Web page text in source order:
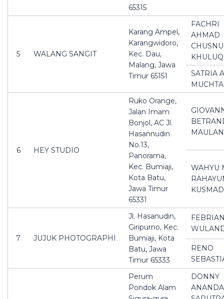
65315
5 WALANG SANGIT
Karang Ampel,
Karangwidoro,
Kec. Dau,
Malang, Jawa
Timur 65151
FACHRI
AHMAD
SATRIA
6 HEY STUDIO
Ruko Orange,
Jalan Imam
Bonjol, AC Jl.
Hasannudin
No.13,
Panorama,
Kec. Bumiaji,
Kota Batu,
Jawa Timur
65331
MAULAN
WAHYU
KUSMAD
7 JUJUK PHOTOGRAPHI
Jl. Hasanudin,
Giripurno, Kec.
Bumiaji, Kota
Batu, Jawa
Timur 65333
RENO
Perum
Pondok Alam
DONNY
ANANDA